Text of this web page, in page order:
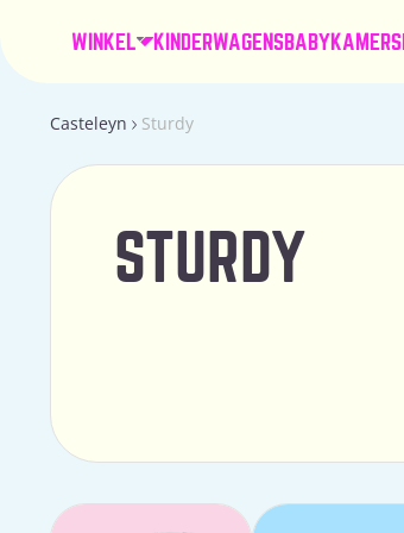
WINKEL KINDERWAGENSBABYKAMERS
Casteleyn Sturdy
STURDY